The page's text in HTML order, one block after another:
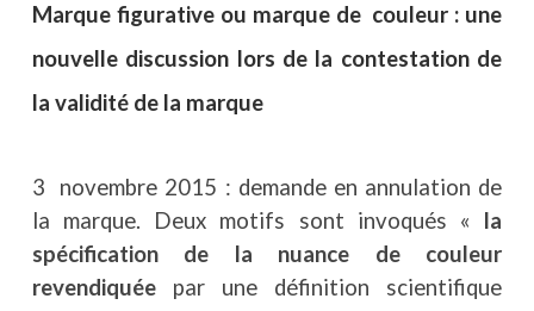
Marquefigurativeou marque de couleur : une
nouvelle discussion lors de la contestation de
la validité de la marque
3 novembre 2015 : demande en annulation de
la marque. Deux motifs sont invoqués « la
spécification de la nuance de couleur
revendiquéepar une définition scientifique